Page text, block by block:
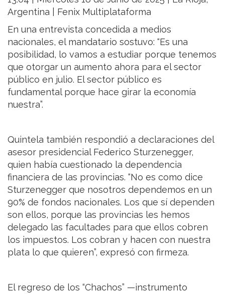
Argentina | Fenix Multiplataforma
En una entrevista concedida a medios
nacionales, el mandatario sostuvo: “Es una
posibilidad, lo vamos a estudiar porque tenemos
que otorgar un aumento ahora para el sector
público en julio. El sector público es
fundamental porque hace girar la economía
nuestra”.
Quintela también respondió a declaraciones del
asesor presidencial Federico Sturzenegger,
quien había cuestionado la dependencia
financiera de las provincias. “No es como dice
Sturzenegger que nosotros dependemos en un
90% de fondos nacionales. Los que sí dependen
son ellos, porque las provincias les hemos
delegado las facultades para que ellos cobren
los impuestos. Los cobran y hacen con nuestra
plata lo que quieren”, expresó con firmeza.
El regreso de los “Chachos” —instrumento